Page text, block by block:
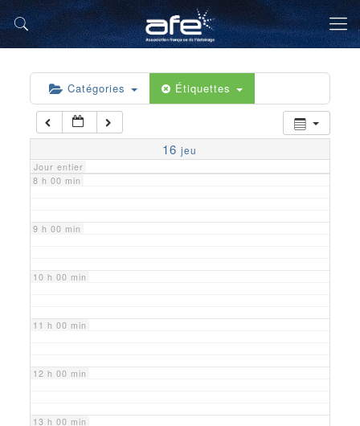
Catégories Étiquettes
16 jeu
Jour entier
5 h 00 min
6 h 00 min
7 h 00 min
8 h 00 min
9 h 00 min
10 h 00 min
11 h 00 min
12 h 00 min
13 h 00 min